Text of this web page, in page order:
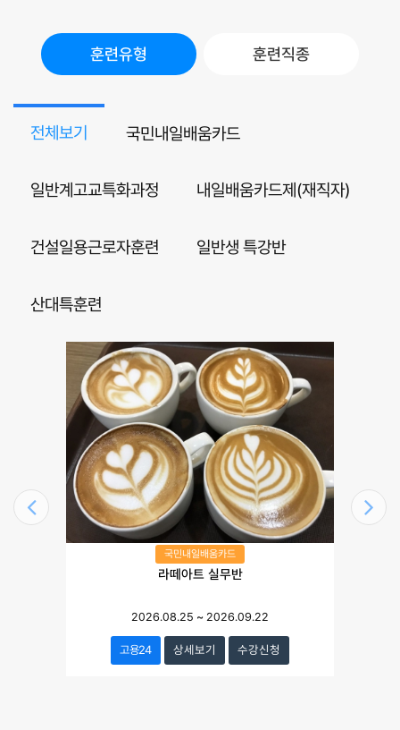
훈련유형 훈련직종
전체보기 국민내일배움카드
일반계고교특화과정 내일배움카드제(재직자)
건설일용근로자훈련 일반생 특강반
산대특훈련
국민내일배움카드
라떼아트 실무반
2026.08.25 ~ 2026.09.22
고용24 상세보기 수강신청